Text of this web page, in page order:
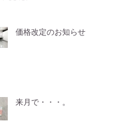
価格改定のお知らせ
来月で・・・。